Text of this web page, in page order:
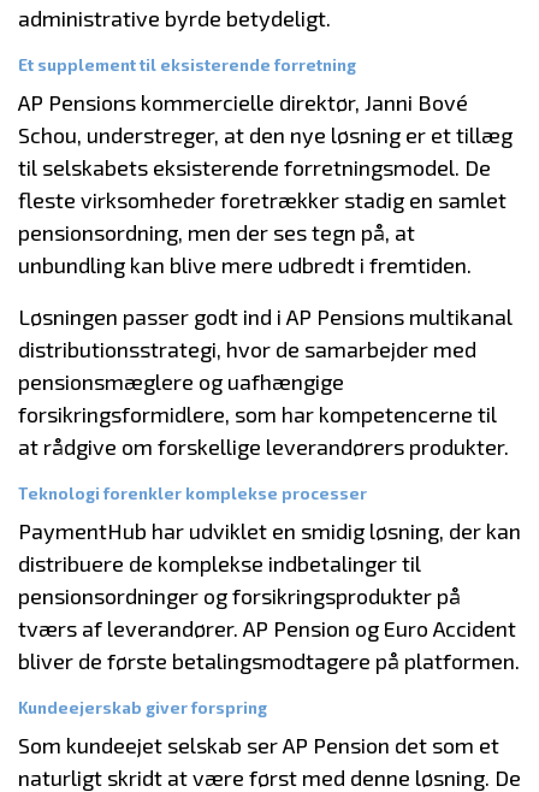
administrative byrde betydeligt.
Et supplement til eksisterende forretning
AP Pensions kommercielle direktør, Janni Bové
Schou, understreger, at den nye løsning er et tillæg
til selskabets eksisterende forretningsmodel. De
fleste virksomheder foretrækker stadig en samlet
pensionsordning, men der ses tegn på, at
unbundling kan blive mere udbredt i fremtiden.
Løsningen passer godt ind i AP Pensions multikanal
distributionsstrategi, hvor de samarbejder med
pensionsmæglere og uafhængige
forsikringsformidlere, som har kompetencerne til
at rådgive om forskellige leverandørers produkter.
Teknologi forenkler komplekse processer
PaymentHub har udviklet en smidig løsning, der kan
distribuere de komplekse indbetalinger til
pensionsordninger og forsikringsprodukter på
tværs af leverandører. AP Pension og Euro Accident
bliver de første betalingsmodtagere på platformen.
Kundeejerskab giver forspring
Som kundeejet selskab ser AP Pension det som et
naturligt skridt at være først med denne løsning. De